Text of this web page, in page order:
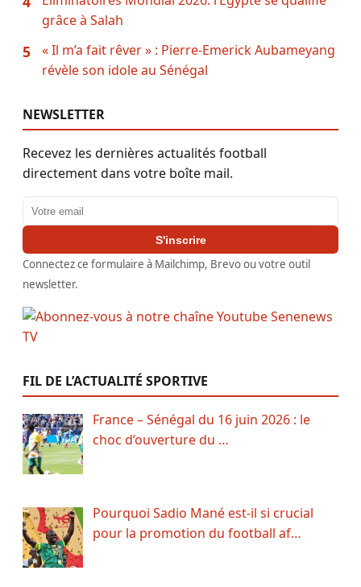
grâce à Salah
5
« Il m’a fait rêver » : Pierre-Emerick Aubameyang
révèle son idole au Sénégal
NEWSLETTER
Recevez les dernières actualités football
directement dans votre boîte mail.
Adresse email
S'inscrire
Connectez ce formulaire à Mailchimp, Brevo ou votre outil
newsletter.
FIL DE L’ACTUALITÉ SPORTIVE
France – Sénégal du 16 juin 2026 : le
choc d’ouverture du …
Pourquoi Sadio Mané est-il si crucial
pour la promotion du football af…